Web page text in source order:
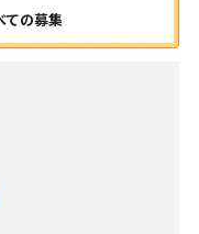
ての募集